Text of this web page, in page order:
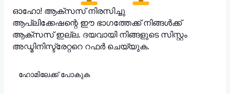
ഓഹോ! ആക്‌സസ് നിരസിച്ചു
ആപ്ലിക്കേഷന്റെ ഈ ഭാഗത്തേക്ക് നിങ്ങൾക്ക്
ആക്‌സസ് ഇല്ല. ദയവായി നിങ്ങളുടെ സിസ്റ്റം
അഡ്മിനിസ്ട്രേറ്ററെ റഫർ ചെയ്യുക.
ഹോമിലേക്ക് പോകുക